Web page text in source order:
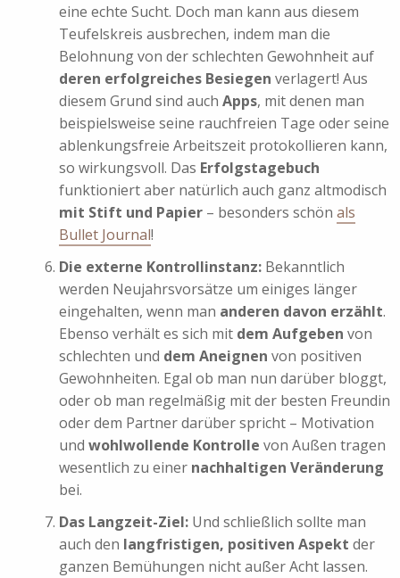
eine echte Sucht. Doch man kann aus diesem
Teufelskreis ausbrechen, indem man die
Belohnung von der schlechten Gewohnheit auf
deren erfolgreiches Besiegen verlagert! Aus
diesem Grund sind auch Apps, mit denen man
beispielsweise seine rauchfreien Tage oder seine
ablenkungsfreie Arbeitszeit protokollieren kann,
so wirkungsvoll. Das Erfolgstagebuch
funktioniert aber natürlich auch ganz altmodisch
mit Stift und Papier – besonders schön als
Bullet Journal!
Die externe Kontrollinstanz: Bekanntlich
werden Neujahrsvorsätze um einiges länger
eingehalten, wenn man anderen davon erzählt.
Ebenso verhält es sich mit dem Aufgeben von
schlechten und dem Aneignen von positiven
Gewohnheiten. Egal ob man nun darüber bloggt,
oder ob man regelmäßig mit der besten Freundin
oder dem Partner darüber spricht – Motivation
und wohlwollende Kontrolle von Außen tragen
wesentlich zu einer nachhaltigen Veränderung
bei.
Das Langzeit-Ziel: Und schließlich sollte man
auch den langfristigen, positiven Aspekt der
ganzen Bemühungen nicht außer Acht lassen.